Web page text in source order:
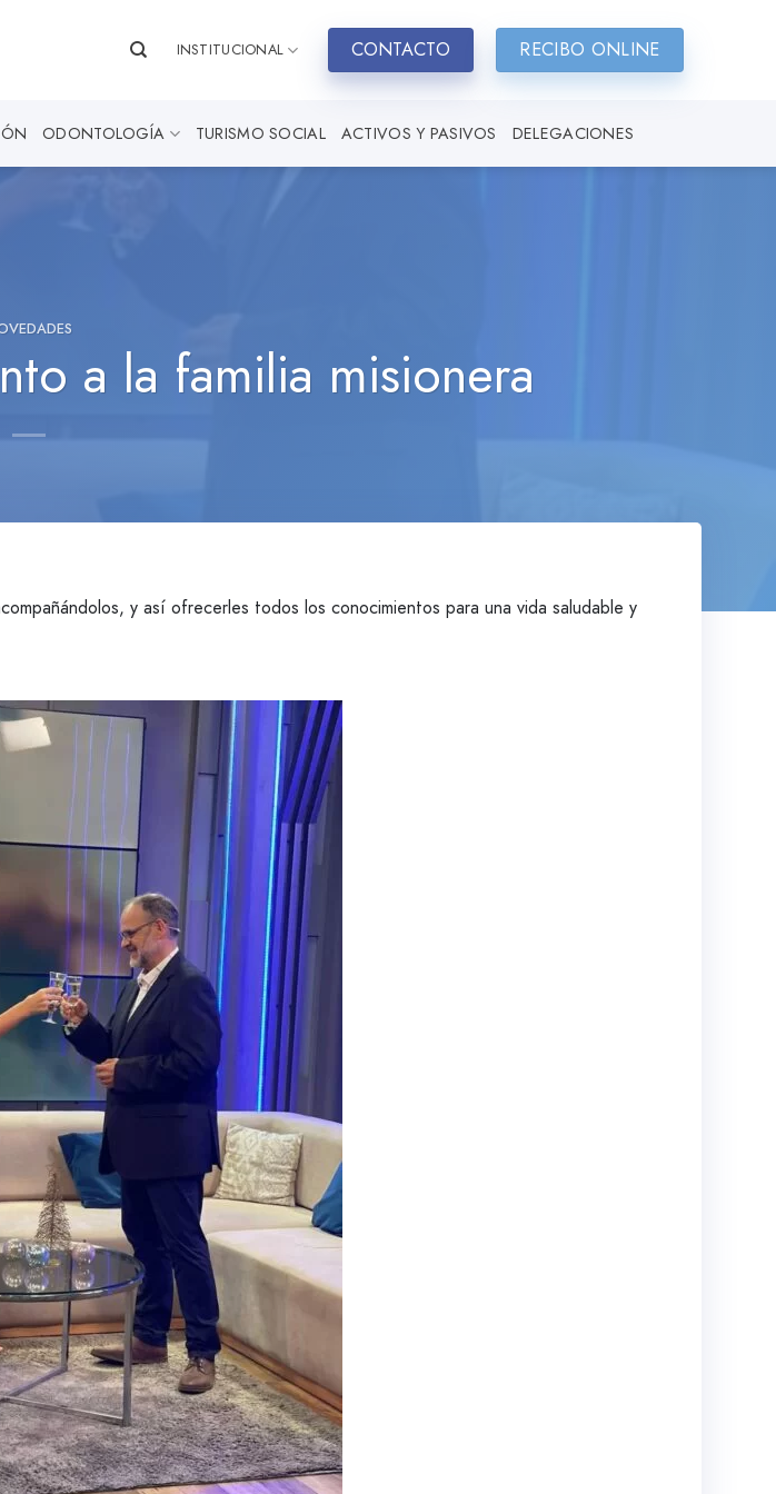
INSTITUCIONAL CONTACTO RECIBO ONLINE
ODONTOLOGÍA TURISMO SOCIAL ACTIVOS Y PASIVOS DELEGACIONES
a la familia misionera
y así ofrecerles todos los conocimientos para una vida saludable y